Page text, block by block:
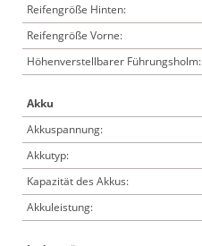
Reifengröße Hinten:
Reifengröße Vorne:
Höhenverstellbarer Führungsholm:
Akku
Akkuspannung:
Akkutyp:
Kapazität des Akkus:
Akkuleistung: